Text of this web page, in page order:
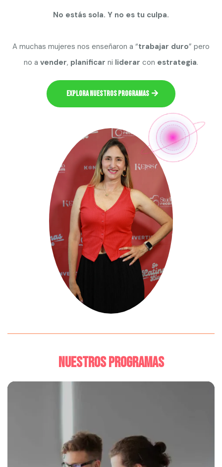
No estás sola. Y no es tu culpa.
A muchas mujeres nos enseñaron a “trabajar duro” pero
no a vender, planificar ni liderar con estrategia.
Explora nuestros programas
NUESTROS PROGRAMAS